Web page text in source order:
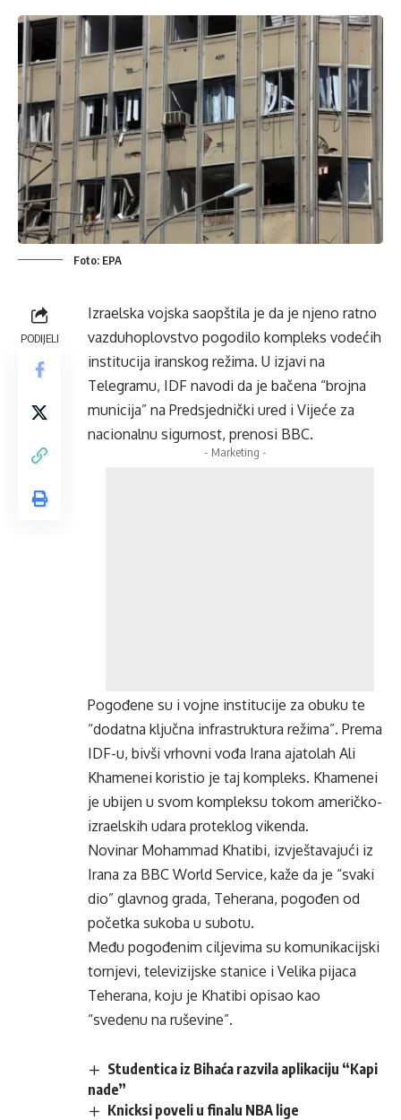
Foto: EPA
PODIJELI
Izraelska vojska saopštila je da je njeno ratno
vazduhoplovstvo pogodilo kompleks vodećih
institucija iranskog režima. U izjavi na
Telegramu, IDF navodi da je bačena “brojna
municija” na Predsjednički ured i Vijeće za
nacionalnu sigurnost, prenosi BBC.
- Marketing -
Pogođene su i vojne institucije za obuku te
“dodatna ključna infrastruktura režima”. Prema
IDF-u, bivši vrhovni vođa Irana ajatolah Ali
Khamenei koristio je taj kompleks. Khamenei
je ubijen u svom kompleksu tokom američko-
izraelskih udara proteklog vikenda.
Novinar Mohammad Khatibi, izvještavajući iz
Irana za BBC World Service, kaže da je “svaki
dio” glavnog grada, Teherana, pogođen od
početka sukoba u subotu.
Među pogođenim ciljevima su komunikacijski
tornjevi, televizijske stanice i Velika pijaca
Teherana, koju je Khatibi opisao kao
“svedenu na ruševine”.
Studentica iz Bihaća razvila aplikaciju “Kapi
nade”
Knicksi poveli u finalu NBA lige